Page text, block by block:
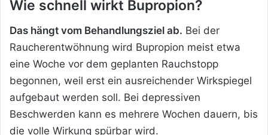
Wie schnell wirkt Bupropion?
Das hängt vom Behandlungsziel ab. Bei der
Raucherentwöhnung wird Bupropion meist etwa
eine Woche vor dem geplanten Rauchstopp
begonnen, weil erst ein ausreichender Wirkspiegel
aufgebaut werden soll. Bei depressiven
Beschwerden kann es mehrere Wochen dauern, bis
die volle Wirkung spürbar wird.